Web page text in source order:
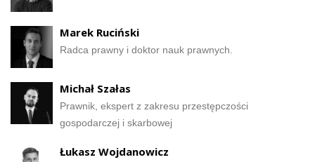
Marek Ruciński
Radca prawny i doktor nauk prawnych.
Michał Szałas
Prawnik, ekspert z zakresu przestępczości
gospodarczej i skarbowej
Łukasz Wojdanowicz